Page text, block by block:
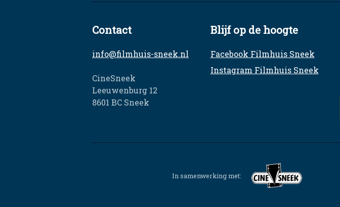
Contact
info@filmhuis-sneek.nl
CineSneek
Leeuwenburg 12
8601 BC Sneek
Blijf op de hoogte
Facebook Filmhuis Sneek
Instagram Filmhuis Sneek
In samenwerking met: